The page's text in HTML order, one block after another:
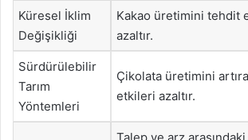
Küresel İklim
Değişikliği
Kakao üretimini tehdit
azaltır.
Sürdürülebilir
Tarım
Yöntemleri
Çikolata üretimini
etkileri azaltır.
Talep ve arz